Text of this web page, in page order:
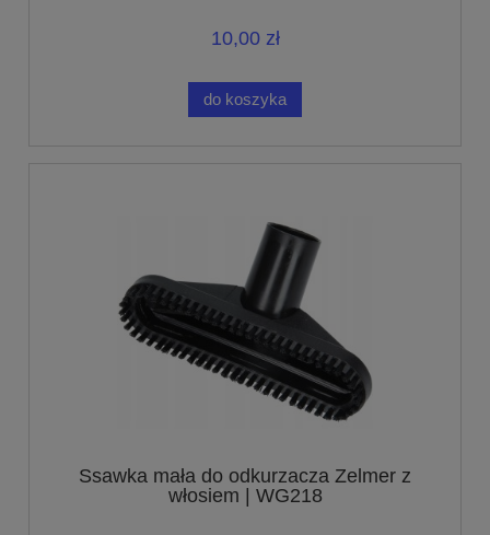
10,00 zł
do koszyka
Ssawka mała do odkurzacza Zelmer z
włosiem | WG218